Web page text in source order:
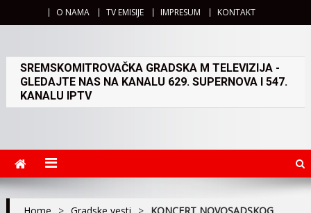
O NAMA TV EMISIJE IMPRESUM KONTAKT
SREMSKOMITROVAČKA GRADSKA M TELEVIZIJA -
GLEDAJTE NAS NA KANALU 629. SUPERNOVA I 547.
KANALU IPTV